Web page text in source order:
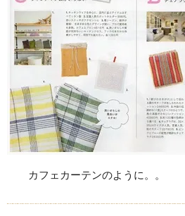
カフェカーテンのように。。